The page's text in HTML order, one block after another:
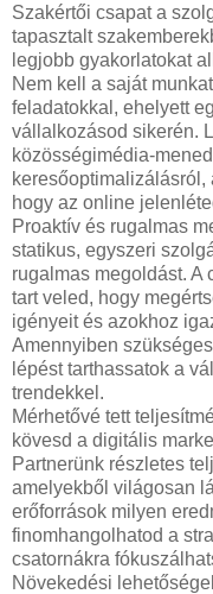
Szakértői csapat a
tapasztalt
legjobb gyakorlatokat
Nem kell a saját
feladatokkal, ehelyett
vállalkozásod sikerén.
közösségimédia-
keresőoptimalizálásról,
hogy az online
Proaktív és rugalmas
statikus, egyszeri
rugalmas megoldást. A
tart veled, hogy
igényeit és azokhoz
Amennyiben
lépést tarthassatok a
trendekkel.
Mérhetővé tett
kövesd a digitális
Partnerünk részletes
amelyekből világosan
erőforrások milyen
finomhangolhatod a
csatornákra
Növekedési